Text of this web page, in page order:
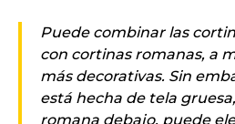
Puede combinar las
con cortinas romanas, a
más decorativas. Sin
está hecha de tela
romana debajo, puede